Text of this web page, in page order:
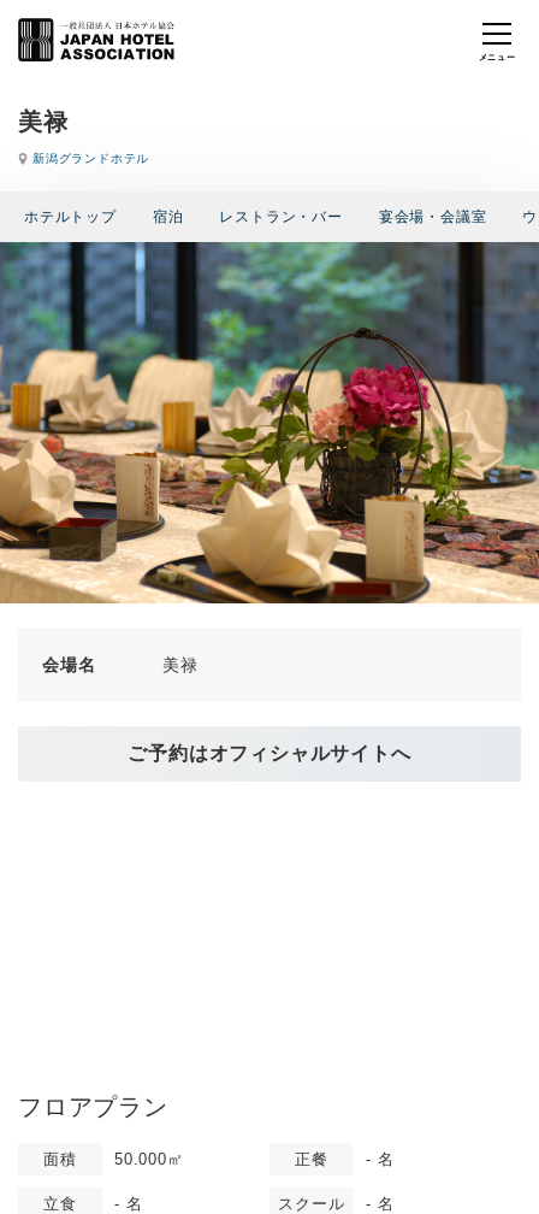
美禄
新潟グランドホテル
ホテルトップ 宿泊 レストラン・バー 宴会場・会議室
ご予約はオフィシャルサイトへ
会場名 美禄
フロアプラン
面積 50.000㎡ 正餐 - 名
立食 - 名 スクール - 名